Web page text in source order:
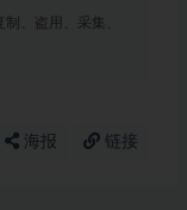
、盗用、采集、
海报 链接